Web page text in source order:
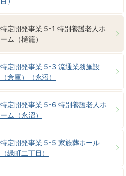
特定開発事業 5-1 特別養護老人ホ
ーム（樋籠）
特定開発事業 5-3 流通業務施設
（倉庫）（永沼）
特定開発事業 5-6 特別養護老人ホ
ーム（永沼）
特定開発事業 5-5 家族葬ホール
（緑町二丁目）